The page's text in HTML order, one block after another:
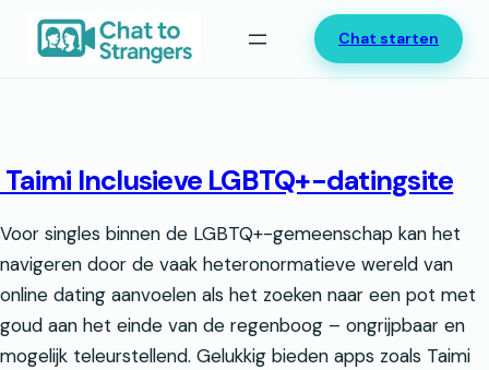
Chat starten
Taimi Inclusieve LGBTQ+-datingsite
Voor singles binnen de LGBTQ+-gemeenschap kan het
navigeren door de vaak heteronormatieve wereld van
online dating aanvoelen als het zoeken naar een pot met
goud aan het einde van de regenboog – ongrijpbaar en
mogelijk teleurstellend. Gelukkig bieden apps zoals Taimi